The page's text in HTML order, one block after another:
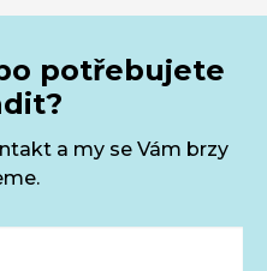
potřebujete
a my se Vám brzy